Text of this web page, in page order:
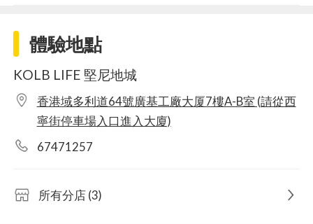
體驗地點
KOLB LIFE 堅尼地城
香港域多利道64號廣基工廠大厦7樓A-B室 (請從西
寧街停車場入口進入大廈)
67471257
所有分店 (3)